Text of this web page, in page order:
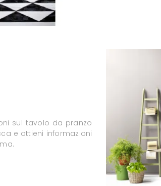
sul tavolo da pranzo
e ottieni informazioni